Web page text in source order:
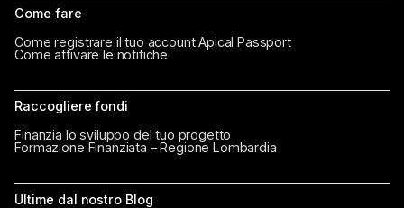
Come fare
Come registrare il tuo account Apical Passport
Come attivare le notifiche
Raccogliere fondi
Finanzia lo sviluppo del tuo progetto
Formazione Finanziata – Regione Lombardia
Ultime dal nostro Blog